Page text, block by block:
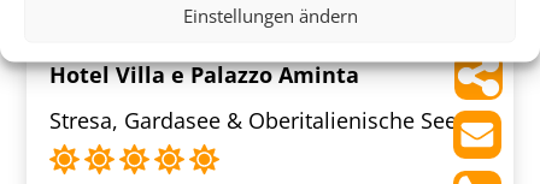
Einstellungen ändern
Hotel Villa e Palazzo Aminta
Stresa, Gardasee & Oberitalienische Seen